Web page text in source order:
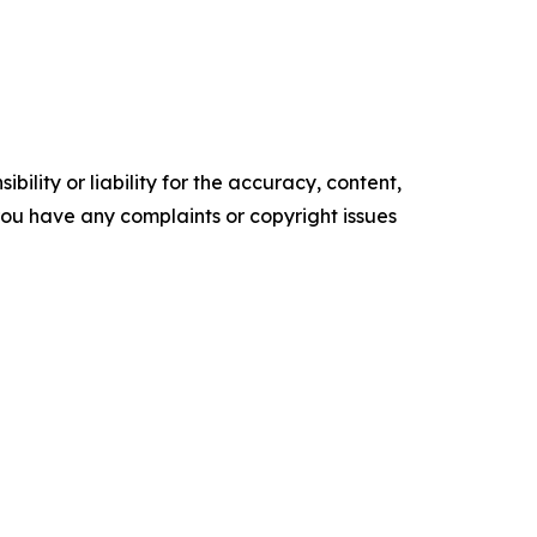
or liability for the accuracy, content,
have any complaints or copyright issues